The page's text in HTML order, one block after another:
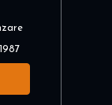
1987